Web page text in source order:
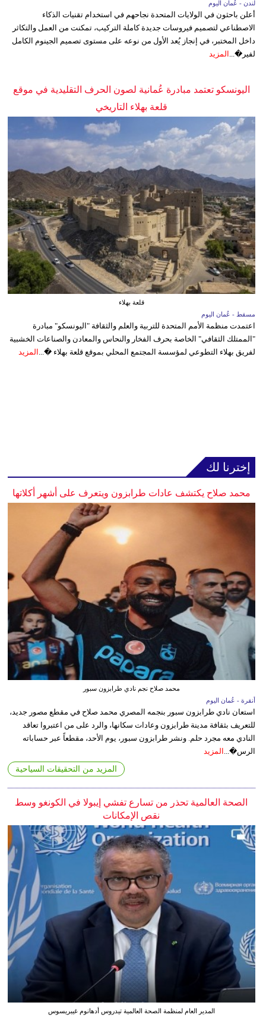
لندن - عُمان اليوم
أعلن باحثون في الولايات المتحدة نجاحهم في استخدام تقنيات الذكاء
الاصطناعي لتصميم فيروسات جديدة كاملة التركيب، تمكنت من العمل والتكاثر
داخل المختبر، في إنجاز يُعد الأول من نوعه على مستوى تصميم الجينوم الكامل
لفير�... المزيد
اليونسكو تعتمد مبادرة عُمانية لصون الحرف التقليدية في موقع
قلعة بهلاء التاريخي
قلعة بهلاء
مسقط - عُمان اليوم
اعتمدت منظمة الأمم المتحدة للتربية والعلم والثقافة "اليونسكو" مبادرة
"الممتلك الثقافي" الخاصة بحرف الفخار والنحاس والمعادن والصناعات الخشبية
لفريق بهلاء التطوعي لمؤسسة المجتمع المحلي بموقع قلعة بهلاء �... المزيد
إخترنا لك
محمد صلاح يكتشف عادات طرابزون ويتعرف على أشهر أكلاتها
محمد صلاح نجم نادي طرابزون سبور
أنقرة - عُمان اليوم
استعان نادي طرابزون سبور بنجمه المصري محمد صلاح في مقطع مصور جديد،
للتعريف بثقافة مدينة طرابزون وعادات سكانها، والرد على من اعتبروا تعاقد
النادي معه مجرد حلم. ونشر طرابزون سبور، يوم الأحد، مقطعاً عبر حساباته
الرس�...
المزيد
المزيد من التحقيقات السياحية
الصحة العالمية تحذر من تسارع تفشي إيبولا في الكونغو وسط
نقص الإمكانات
المدير العام لمنظمة الصحة العالمية تيدروس أدهانوم غيبريسوس